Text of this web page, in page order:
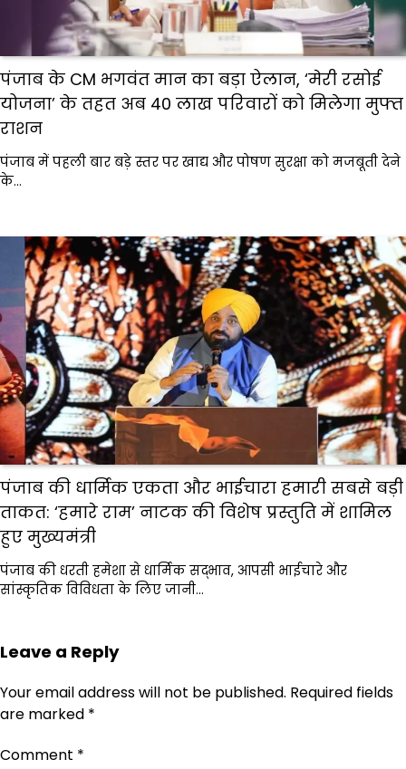
पंजाब के CM भगवंत मान का बड़ा ऐलान, ‘मेरी रसोई
योजना’ के तहत अब 40 लाख परिवारों को मिलेगा मुफ्त
राशन
पंजाब में पहली बार बड़े स्तर पर खाद्य और पोषण सुरक्षा को मजबूती देने
के…
पंजाब की धार्मिक एकता और भाईचारा हमारी सबसे बड़ी
ताकत: ‘हमारे राम’ नाटक की विशेष प्रस्तुति में शामिल
हुए मुख्यमंत्री
पंजाब की धरती हमेशा से धार्मिक सद्भाव, आपसी भाईचारे और
सांस्कृतिक विविधता के लिए जानी…
Leave a Reply
Your email address will not be published. Required fields
are marked *
Comment *